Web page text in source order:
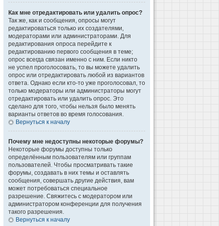
Как мне отредактировать или удалить опрос?
Так же, как и сообщения, опросы могут
редактироваться только их создателями,
модераторами или администраторами. Для
редактирования опроса перейдите к
редактированию первого сообщения в теме;
опрос всегда связан именно с ним. Если никто
не успел проголосовать, то вы можете удалить
опрос или отредактировать любой из вариантов
ответа. Однако если кто-то уже проголосовал, то
только модераторы или администраторы могут
отредактировать или удалить опрос. Это
сделано для того, чтобы нельзя было менять
варианты ответов во время голосования.
Вернуться к началу
Почему мне недоступны некоторые форумы?
Некоторые форумы доступны только
определённым пользователям или группам
пользователей. Чтобы просматривать такие
форумы, создавать в них темы и оставлять
сообщения, совершать другие действия, вам
может потребоваться специальное
разрешение. Свяжитесь с модератором или
администратором конференции для получения
такого разрешения.
Вернуться к началу